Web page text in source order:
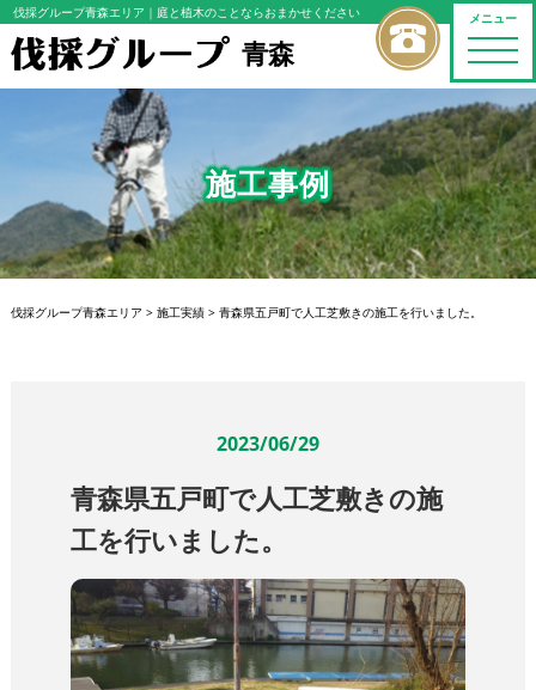
メニュー
toggle
伐採グループ青森エリア ｜庭と植木のことならおまかせください
青森
施工事例
伐採グループ青森エリア > 施工実績> 青森県五戸町で人工芝敷きの施工を行いました。
2023/06/29
青森県五戸町で人工芝敷きの施
工を行いました。